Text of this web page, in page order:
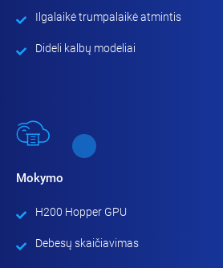
Ilgalaikė trumpalaikė atmintis
Dideli kalbų modeliai
Mokymo
H200 Hopper GPU
Debesų skaičiavimas